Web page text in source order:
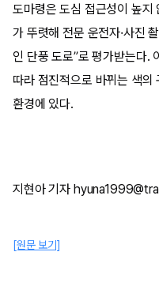
도마령은 도심 접근성이 높지
가 뚜렷해 전문 운전자·사진
인 단풍 도로”로 평가받는다.
따라 점진적으로 바뀌는 색의
환경에 있다.
지현아 기자
[원문 보기]